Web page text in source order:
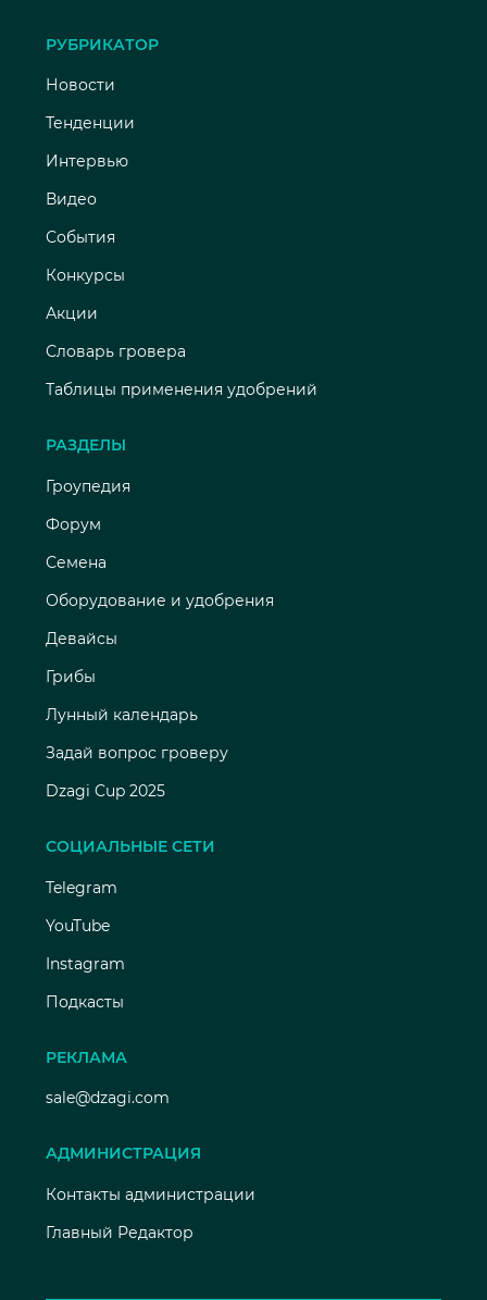
РУБРИКАТОР
Новости
Тенденции
Интервью
Видео
События
Конкурсы
Акции
Словарь гровера
Таблицы применения удобрений
РАЗДЕЛЫ
Гроупедия
Форум
Семена
Оборудование и удобрения
Девайсы
Грибы
Лунный календарь
Задай вопрос гроверу
Dzagi Cup 2025
СОЦИАЛЬНЫЕ СЕТИ
Telegram
YouTube
Instagram
Подкасты
РЕКЛАМА
sale@dzagi.com
АДМИНИСТРАЦИЯ
Контакты администрации
Главный Редактор